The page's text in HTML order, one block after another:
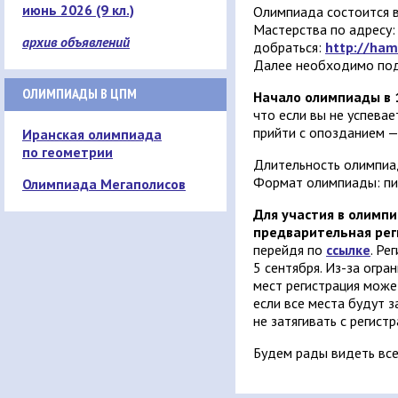
июнь 2026 (9 кл.)
архив объявлений
ОЛИМПИАДЫ В ЦПМ
Иранская олимпиада
по геометрии
Олимпиада Мегаполисов
Олимпиада состоится
Мастерства по
добраться: http://
Далее необходимо
Начало олимпиады в
что если вы не
прийти с опозданием
Длительность
Формат олимпиады:
Для участия в
предварительная
перейдя по ссылке.
5 сентября. Из-за
мест регистрация
если все места будут
не затягивать с
Будем рады видеть